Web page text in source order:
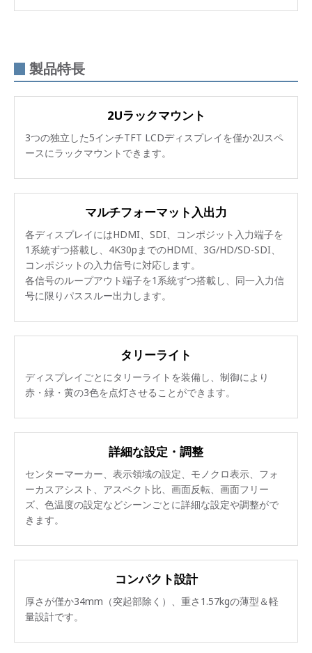
製品特長
2Uラックマウント
3つの独立した5インチTFT LCDディスプレイを僅か2Uスペ
ースにラックマウントできます。
マルチフォーマット入出力
各ディスプレイにはHDMI、SDI、コンポジット入力端子を
1系統ずつ搭載し、4K30pまでのHDMI、3G/HD/SD-SDI、
コンポジットの入力信号に対応します。
各信号のループアウト端子を1系統ずつ搭載し、同一入力信
号に限りパススルー出力します。
タリーライト
ディスプレイごとにタリーライトを装備し、制御により
赤・緑・黄の3色を点灯させることができます。
詳細な設定・調整
センターマーカー、表示領域の設定、モノクロ表示、フォ
ーカスアシスト、アスペクト比、画面反転、画面フリー
ズ、色温度の設定などシーンごとに詳細な設定や調整がで
きます。
コンパクト設計
厚さが僅か34mm（突起部除く）、重さ1.57kgの薄型＆軽
量設計です。